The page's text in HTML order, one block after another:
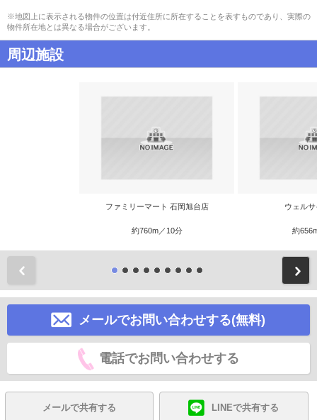
※地図上に表示される物件の位置は付近住所に所在することを表すものであり、実際の
物件所在地とは異なる場合がございます。
周辺施設
ファミリーマート 石岡旭台店
約760m／10分
ウェル
約
メールでお問い合わせする(無料)
電話でお問い合わせする
メールで共有する LINEで共有する